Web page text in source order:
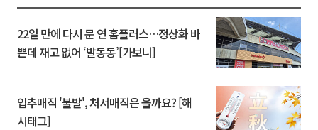
22일 만에 다시 문 연 홈플러스…정상화 바
쁜데 재고 없어 ‘발동동’[가보니]
입추매직 '불발', 처서매직은 올까요? [해
시태그]